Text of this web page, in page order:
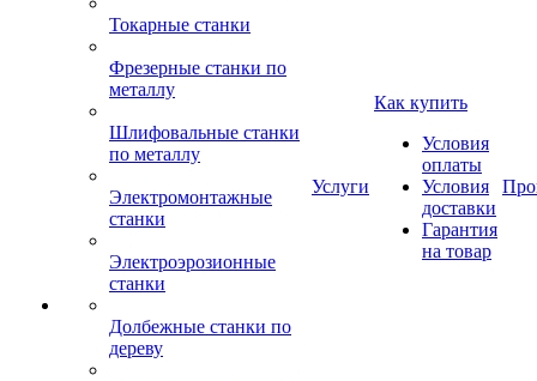
Токарные станки
Фрезерные станки по
металлу
Шлифовальные станки
по металлу
Электромонтажные
станки
Электроэрозионные
станки
Долбежные станки по
дереву
Услуги
Как купить
Условия
оплаты
Условия
доставки
Гарантия
на товар